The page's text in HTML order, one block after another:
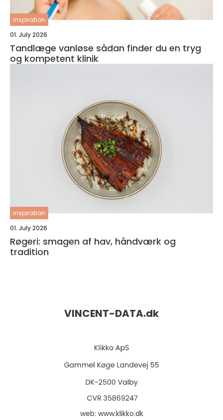
inspiration
01. July 2026
Tandlæge vanløse sådan finder du en tryg
og kompetent klinik
inspiration
01. July 2026
Røgeri: smagen af hav, håndværk og
tradition
VINCENT-DATA.dk
web: www.klikko.dk